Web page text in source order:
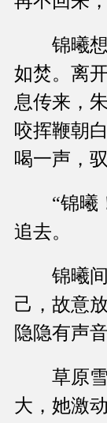
锦曦想
如焚。离
息传来，
咬挥鞭朝
喝一声，
“锦曦！
追去。
锦曦间
己，故意
隐隐有声
草原雪
大，她激